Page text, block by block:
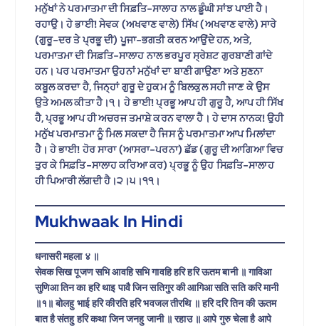
ਮਨੁੱਖਾਂ ਨੇ ਪਰਮਾਤਮਾ ਦੀ ਸਿਫ਼ਤਿ-ਸਾਲਾਹ ਨਾਲ ਡੂੰਘੀ ਸਾਂਝ ਪਾਈ ਹੈ।
ਰਹਾਉ। ਹੇ ਭਾਈ! ਸੇਵਕ (ਅਖਵਾਣ ਵਾਲੇ) ਸਿੱਖ (ਅਖਵਾਣ ਵਾਲੇ) ਸਾਰੇ
(ਗੁਰੂ-ਦਰ ਤੇ ਪ੍ਰਭੂ ਦੀ) ਪੂਜਾ-ਭਗਤੀ ਕਰਨ ਆਉਂਦੇ ਹਨ, ਅਤੇ,
ਪਰਮਾਤਮਾ ਦੀ ਸਿਫ਼ਤਿ-ਸਾਲਾਹ ਨਾਲ ਭਰਪੂਰ ਸ੍ਰੇਸ਼ਟ ਗੁਰਬਾਣੀ ਗਾਂਦੇ
ਹਨ। ਪਰ ਪਰਮਾਤਮਾ ਉਹਨਾਂ ਮਨੁੱਖਾਂ ਦਾ ਬਾਣੀ ਗਾਉਣਾ ਅਤੇ ਸੁਣਨਾ
ਕਬੂਲ ਕਰਦਾ ਹੈ, ਜਿਨ੍ਹਾਂ ਗੁਰੂ ਦੇ ਹੁਕਮ ਨੂੰ ਬਿਲਕੁਲ ਸਹੀ ਜਾਣ ਕੇ ਉਸ
ਉਤੇ ਅਮਲ ਕੀਤਾ ਹੈ।੧। ਹੇ ਭਾਈ! ਪ੍ਰਭੂ ਆਪ ਹੀ ਗੁਰੂ ਹੈ, ਆਪ ਹੀ ਸਿੱਖ
ਹੈ, ਪ੍ਰਭੂ ਆਪ ਹੀ ਅਚਰਜ ਤਮਾਸ਼ੇ ਕਰਨ ਵਾਲਾ ਹੈ। ਹੇ ਦਾਸ ਨਾਨਕ! ਉਹੀ
ਮਨੁੱਖ ਪਰਮਾਤਮਾ ਨੂੰ ਮਿਲ ਸਕਦਾ ਹੈ ਜਿਸ ਨੂੰ ਪਰਮਾਤਮਾ ਆਪ ਮਿਲਾਂਦਾ
ਹੈ। ਹੇ ਭਾਈ! ਹੋਰ ਸਾਰਾ (ਆਸਰਾ-ਪਰਨਾ) ਛੱਡ (ਗੁਰੂ ਦੀ ਆਗਿਆ ਵਿਚ
ਤੁਰ ਕੇ ਸਿਫ਼ਤਿ-ਸਾਲਾਹ ਕਰਿਆ ਕਰ) ਪ੍ਰਭੂ ਨੂੰ ਉਹ ਸਿਫ਼ਤਿ-ਸਾਲਾਹ
ਹੀ ਪਿਆਰੀ ਲੱਗਦੀ ਹੈ।੨।੫।੧੧।
Mukhwaak In Hindi
धनासरी महला ४ ॥
सेवक सिख पूजण सभि आवहि सभि गावहि हरि हरि ऊतम बानी ॥ गाविआ
सुणिआ तिन का हरि थाइ पावै जिन सतिगुर की आगिआ सति सति करि मानी
॥१॥ बोलहु भाई हरि कीरति हरि भवजल तीरथि ॥ हरि दरि तिन की ऊतम
बात है संतहु हरि कथा जिन जनहु जानी ॥ रहाउ ॥ आपे गुरु चेला है आपे